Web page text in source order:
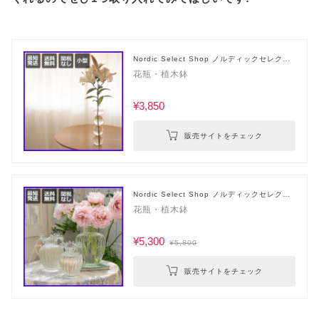
Nordic Select Shop ノルディックセレクト
ショップ
花瓶・植木鉢
¥3,850
販売サイトをチェック
Nordic Select Shop ノルディックセレクト
ショップ
花瓶・植木鉢
¥5,300 ¥5,800
販売サイトをチェック